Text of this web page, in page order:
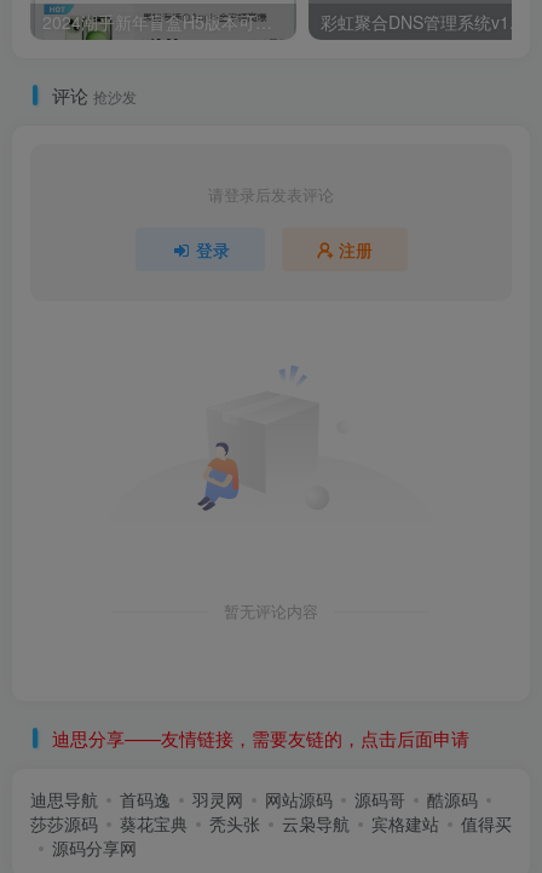
2024潮乎新年盲盒H5版本可易支付对接
评论 抢沙发
请登录后发表评论
登录 注册
暂无评论内容
迪思分享——友情链接，需要友链的，点击后面申请
迪思导航 首码逸 羽灵网 网站源码 源码哥
酷源码
莎莎源码
葵花宝典 秃头张 云枭导航 宾格建站
值得买
源码分享网